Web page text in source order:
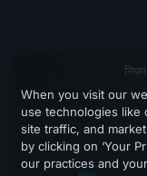
When you visit our
use technologies like
site traffic, and
by clicking on ‘Your
our practices and